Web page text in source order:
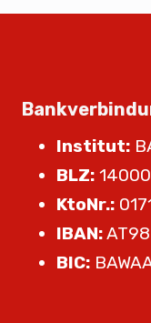
Institut:
BLZ: 14000
KtoNr.:
IBAN:
BIC: